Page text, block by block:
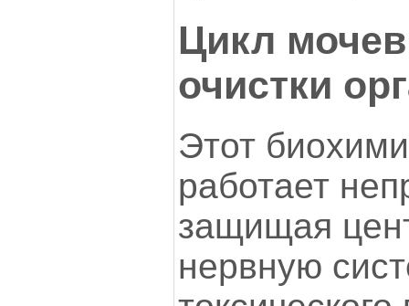
Цикл
очистки
Этот
работает
защищая
нервную